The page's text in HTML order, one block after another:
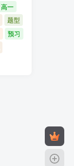
高一
题型
预习